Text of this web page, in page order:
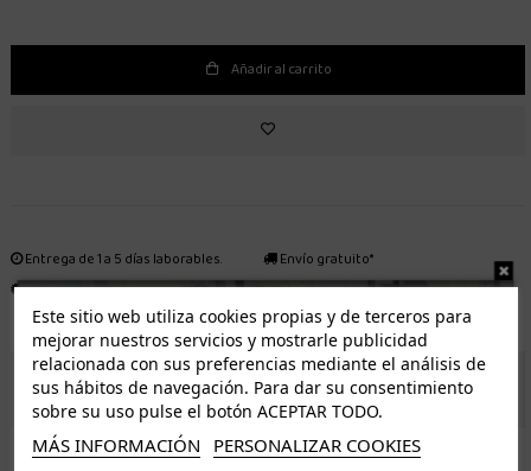
Añadir al carrito
Entrega de 1 a 5 días laborables.
Distribuidor autorizado
Envío gratuito*
Fácil devolución
ENVÍO GRATUITO *
ISLAS CANARIAS
Este sitio web utiliza cookies propias y de terceros para
mejorar nuestros servicios y mostrarle publicidad
relacionada con sus preferencias mediante el análisis de
sus hábitos de navegación. Para dar su consentimiento
sobre su uso pulse el botón ACEPTAR TODO.
MÁS INFORMACIÓN PERSONALIZAR COOKIES